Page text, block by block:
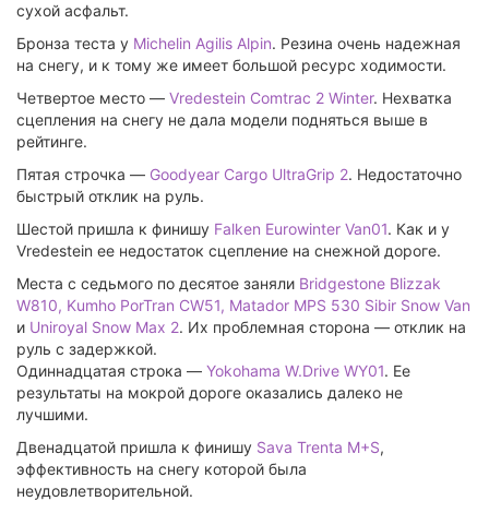
сухой асфальт.
Бронза теста у Michelin Agilis Alpin. Резина очень надежная
на снегу, и к тому же имеет большой ресурс ходимости.
Четвертое место — Vredestein Comtrac 2 Winter. Нехватка
сцепления на снегу не дала модели подняться выше в
рейтинге.
Пятая строчка — Goodyear Cargo UltraGrip 2. Недостаточно
быстрый отклик на руль.
Шестой пришла к финишу Falken Eurowinter Van01. Как и у
Vredestein ее недостаток сцепление на снежной дороге.
Места с седьмого по десятое заняли Bridgestone Blizzak
W810, Kumho PorTran CW51, Matador MPS 530 Sibir Snow Van
и Uniroyal Snow Max 2. Их проблемная сторона — отклик на
руль с задержкой.
Одиннадцатая строка — Yokohama W.Drive WY01. Ее
результаты на мокрой дороге оказались далеко не
лучшими.
Двенадцатой пришла к финишу Sava Trenta M+S,
эффективность на снегу которой была
неудовлетворительной.